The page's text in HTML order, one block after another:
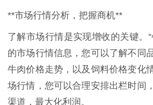
**市场行情分析，把握商机**
了解市场行情是实现增收的关键。
的市场行情信息，您可以了解不同
牛肉价格走势，以及饲料价格变化
场行情，您可以合理安排出栏时间
渠道，最大化利润。